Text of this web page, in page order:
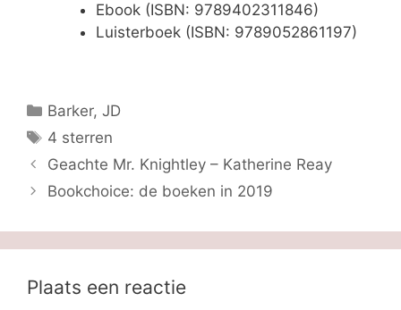
Ebook (ISBN: 9789402311846)
Luisterboek (ISBN: 9789052861197)
Categorieën
Barker, JD
Tags
4 sterren
Geachte Mr. Knightley – Katherine Reay
Bookchoice: de boeken in 2019
Plaats een reactie